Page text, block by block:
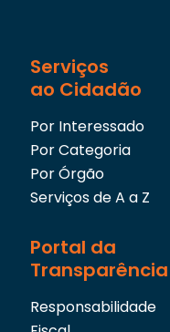
Serviços
ao Cidadão
Por Interessado
Por Categoria
Por Órgão
Serviços de A a Z
Portal da
Transparência
Responsabilidade